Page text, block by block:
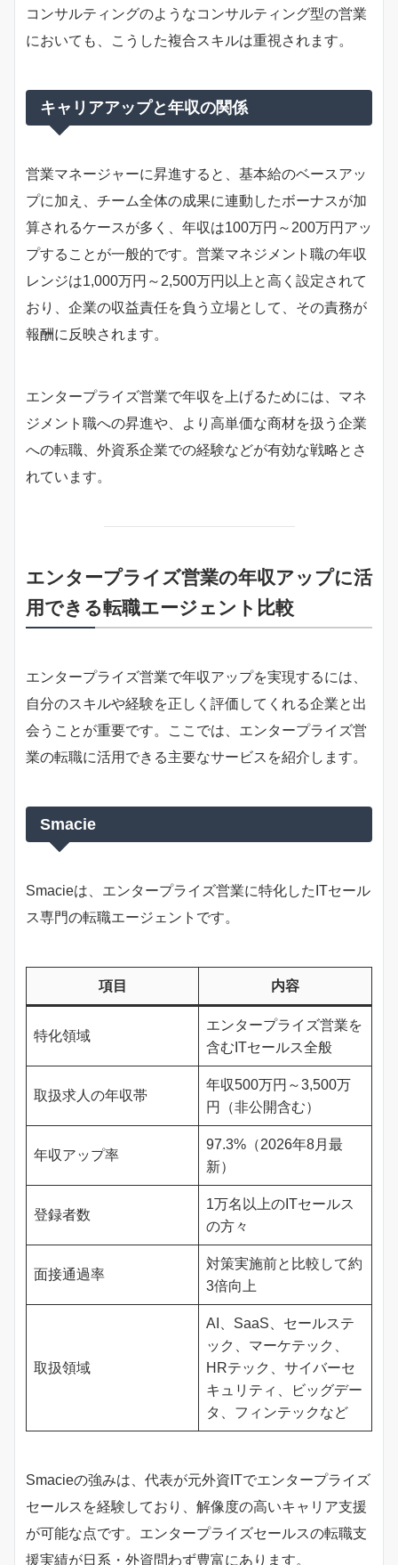
コンサルティングのようなコンサルティング型の営業
においても、こうした複合スキルは重視されます。
キャリアアップと年収の関係
営業マネージャーに昇進すると、基本給のベースアッ
プに加え、チーム全体の成果に連動したボーナスが加
算されるケースが多く、年収は100万円～200万円アッ
プすることが一般的です。営業マネジメント職の年収
レンジは1,000万円～2,500万円以上と高く設定されて
おり、企業の収益責任を負う立場として、その責務が
報酬に反映されます。
エンタープライズ営業で年収を上げるためには、マネ
ジメント職への昇進や、より高単価な商材を扱う企業
への転職、外資系企業での経験などが有効な戦略とさ
れています。
エンタープライズ営業の年収アップに活
用できる転職エージェント比較
エンタープライズ営業で年収アップを実現するには、
自分のスキルや経験を正しく評価してくれる企業と出
会うことが重要です。ここでは、エンタープライズ営
業の転職に活用できる主要なサービスを紹介します。
Smacie
Smacieは、エンタープライズ営業に特化したITセール
ス専門の転職エージェントです。
項目 内容
特化領域
エンタープライズ営業を
含むITセールス全般
取扱求人の年収帯
年収500万円～3,500万
円（非公開含む）
年収アップ率
97.3%（2026年8月最
新）
登録者数
1万名以上のITセールス
の方々
面接通過率
対策実施前と比較して約
3倍向上
取扱領域
AI、SaaS、セールステ
ック、マーケテック、
HRテック、サイバーセ
キュリティ、ビッグデー
タ、フィンテックなど
Smacieの強みは、代表が元外資ITでエンタープライズ
セールスを経験しており、解像度の高いキャリア支援
が可能な点です。エンタープライズセールスの転職支
援実績が日系・外資問わず豊富にあります。